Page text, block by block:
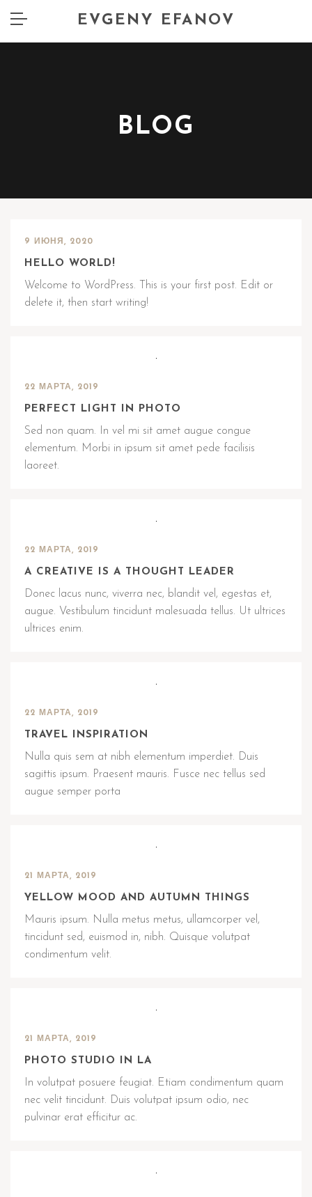
EVGENY EFANOV
BLOG
9 ИЮНЯ, 2020
HELLO WORLD!
Welcome to WordPress. This is your first post. Edit or
delete it, then start writing!
22 МАРТА, 2019
PERFECT LIGHT IN PHOTO
Sed non quam. In vel mi sit amet augue congue
elementum. Morbi in ipsum sit amet pede facilisis
laoreet.
22 МАРТА, 2019
A CREATIVE IS A THOUGHT LEADER
Donec lacus nunc, viverra nec, blandit vel, egestas et,
augue. Vestibulum tincidunt malesuada tellus. Ut ultrices
ultrices enim.
22 МАРТА, 2019
TRAVEL INSPIRATION
Nulla quis sem at nibh elementum imperdiet. Duis
sagittis ipsum. Praesent mauris. Fusce nec tellus sed
augue semper porta
21 МАРТА, 2019
YELLOW MOOD AND AUTUMN THINGS
Mauris ipsum. Nulla metus metus, ullamcorper vel,
tincidunt sed, euismod in, nibh. Quisque volutpat
condimentum velit.
21 МАРТА, 2019
PHOTO STUDIO IN LA
In volutpat posuere feugiat. Etiam condimentum quam
nec velit tincidunt. Duis volutpat ipsum odio, nec
pulvinar erat efficitur ac.